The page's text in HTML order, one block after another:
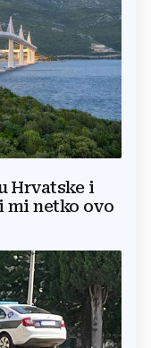
Hrvatske i
mi netko ovo